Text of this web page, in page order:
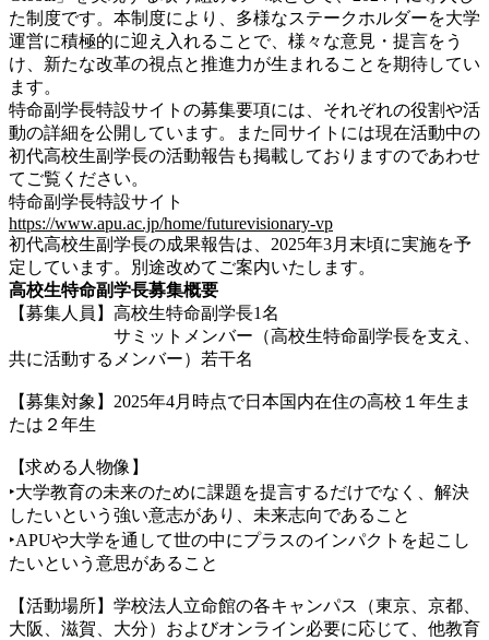
た制度です。本制度により、多様なステークホルダーを大学
運営に積極的に迎え入れることで、様々な意見・提言をう
け、新たな改革の視点と推進力が生まれることを期待してい
ます。
特命副学長特設サイトの募集要項には、それぞれの役割や活
動の詳細を公開しています。また同サイトには現在活動中の
初代高校生副学長の活動報告も掲載しておりますのであわせ
てご覧ください。
特命副学長特設サイト
https://www.apu.ac.jp/home/futurevisionary-vp
初代高校生副学長の成果報告は、2025年3月末頃に実施を予
定しています。別途改めてご案内いたします。
高校生特命副学長募集概要
【募集人員】高校生特命副学長1名
サミットメンバー（高校生特命副学長を支え、
共に活動するメンバー）若干名
【募集対象】2025年4月時点で日本国内在住の高校１年生ま
たは２年生
【求める人物像】
‣大学教育の未来のために課題を提言するだけでなく、解決
したいという強い意志があり、未来志向であること
‣APUや大学を通して世の中にプラスのインパクトを起こし
たいという意思があること
【活動場所】学校法人立命館の各キャンパス（東京、京都、
大阪、滋賀、大分）およびオンライン必要に応じて、他教育